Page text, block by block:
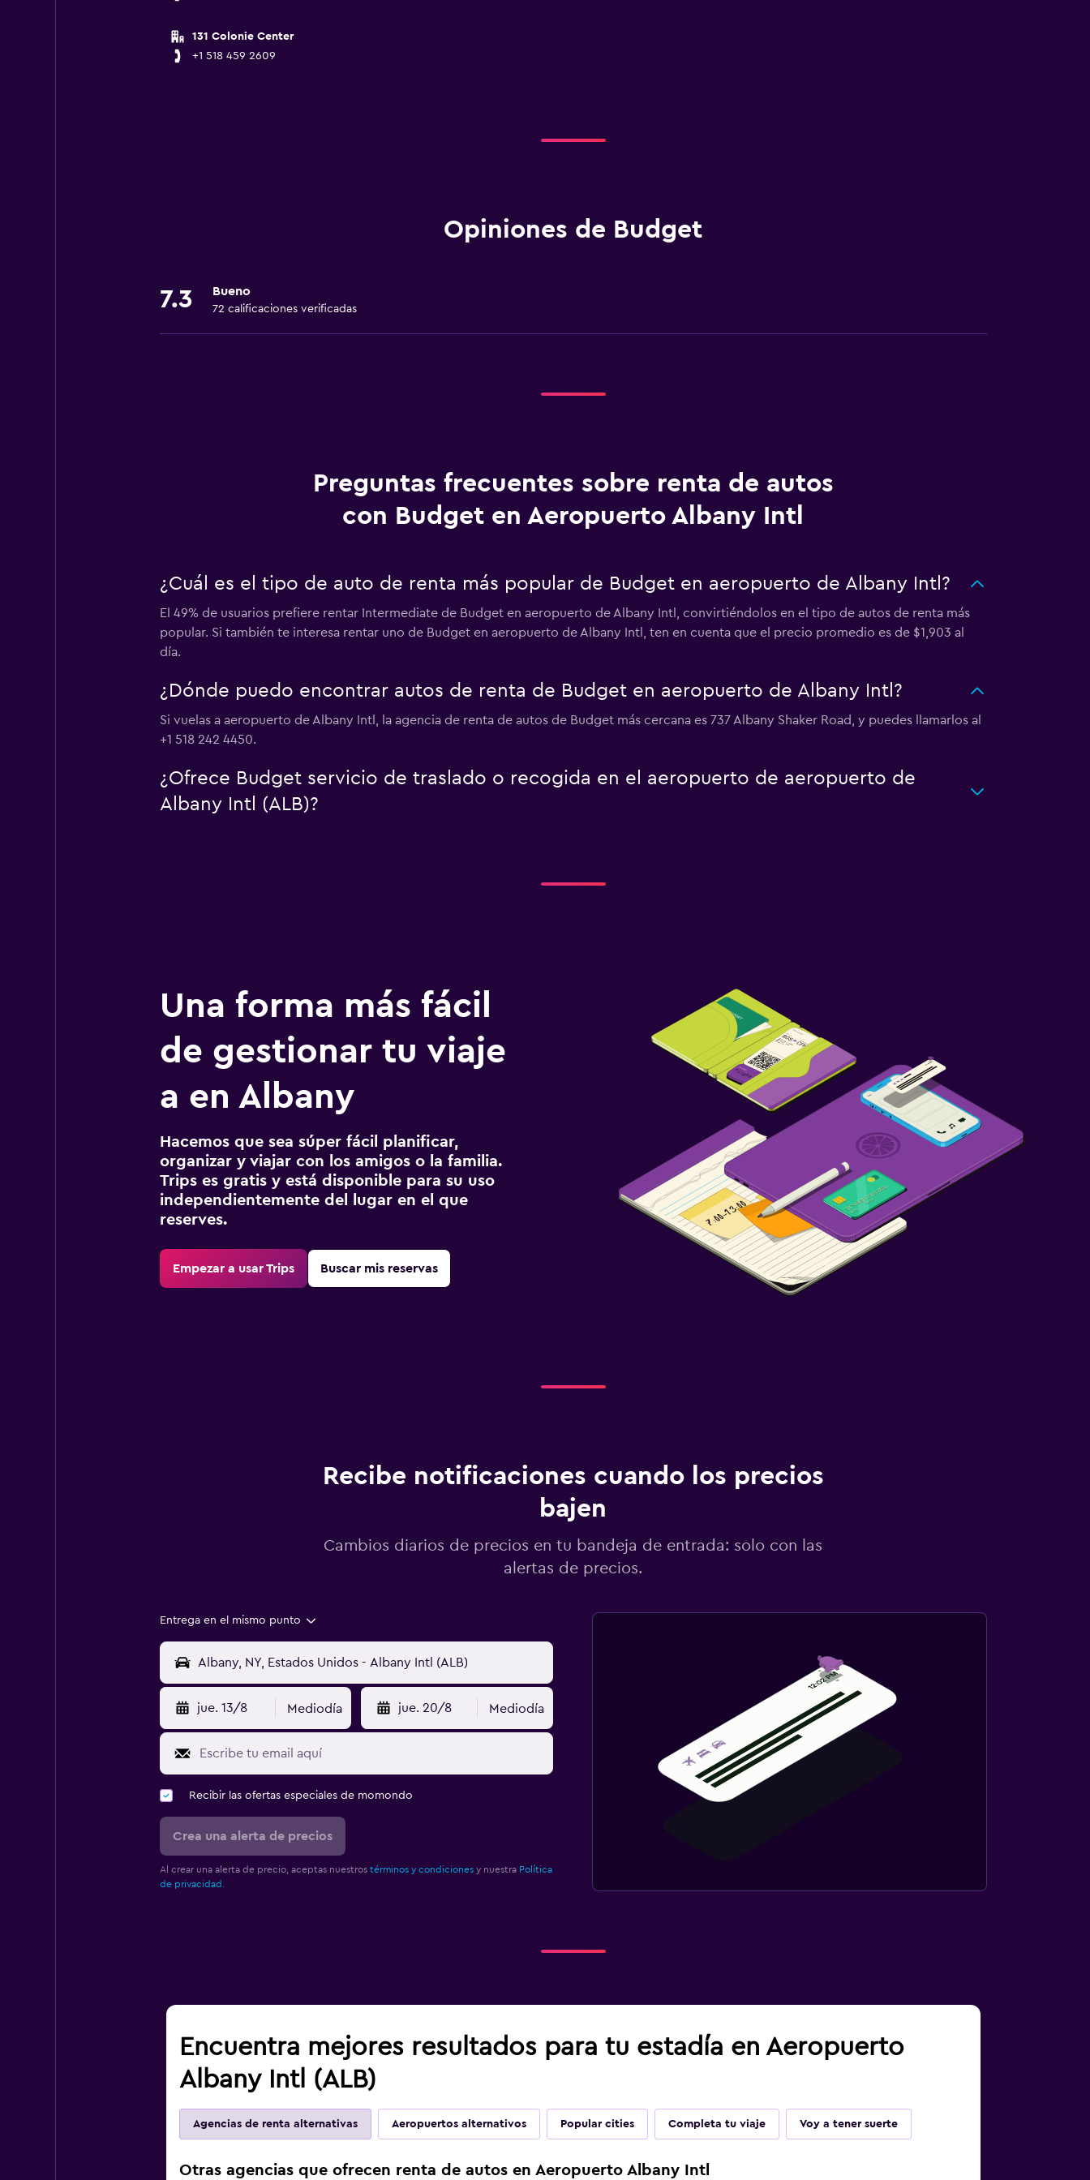
131 Colonie Center
+1 518 459 2609
Opiniones de Budget
7.3 Bueno
72 calificaciones verificadas
Preguntas frecuentes sobre renta de autos
con Budget en Aeropuerto Albany Intl
¿Cuál es el tipo de auto de renta más popular de Budget en aeropuerto de Albany Intl?
El 49% de usuarios prefiere rentar Intermediate de Budget en aeropuerto de Albany Intl, convirtiéndolos en el tipo de autos de renta más
popular. Si también te interesa rentar uno de Budget en aeropuerto de Albany Intl, ten en cuenta que el precio promedio es de $1,903 al
día.
¿Dónde puedo encontrar autos de renta de Budget en aeropuerto de Albany Intl?
Si vuelas a aeropuerto de Albany Intl, la agencia de renta de autos de Budget más cercana es 737 Albany Shaker Road, y puedes llamarlos al
+1 518 242 4450.
¿Ofrece Budget servicio de traslado o recogida en el aeropuerto de aeropuerto de
Albany Intl (ALB)?
Una forma más fácil
de gestionar tu viaje
a en Albany
Hacemos que sea súper fácil planificar,
organizar y viajar con los amigos o la familia.
Trips es gratis y está disponible para su uso
independientemente del lugar en el que
reserves.
Empezar a usar Trips Buscar mis reservas
Recibe notificaciones cuando los precios
bajen
Cambios diarios de precios en tu bandeja de entrada: solo con las
alertas de precios.
Entrega en el mismo punto
jue. 13/8 Mediodía jue. 20/8 Mediodía
Recibir las ofertas especiales de momondo
Crea una alerta de precios
Al crear una alerta de precio, aceptas nuestros términos y condicionesy nuestra Política
de privacidad.
Encuentra mejores resultados para tu estadía en Aeropuerto
Albany Intl (ALB)
Agencias de renta alternativas Aeropuertos alternativos Popular cities Completa tu viaje Voy a tener suerte
Otras agencias que ofrecen renta de autos en Aeropuerto Albany Intl